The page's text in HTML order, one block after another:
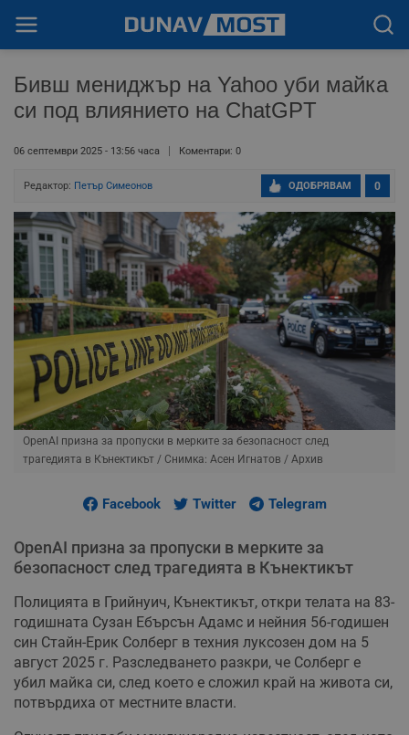
Бивш мениджър на Yahoo уби майка
си под влиянието на ChatGPT
06 септември 2025 - 13:56 часа Коментари: 0
Редактор: Петър Симеонов 0
ОДОБРЯВАМ
OpenAI призна за пропуски в мерките за безопасност след
трагедията в Кънектикът / Снимка: Асен Игнатов / Архив
Facebook Twitter Telegram
OpenAI призна за пропуски в мерките за
безопасност след трагедията в Кънектикът
Полицията в Грийнуич, Кънектикът, откри телата на 83-
годишната Сузан Ебърсън Адамс и нейния 56-годишен
син Стайн-Ерик Солберг в техния луксозен дом на 5
август 2025 г. Разследването разкри, че Солберг е
убил майка си, след което е сложил край на живота си,
потвърдиха от местните власти.